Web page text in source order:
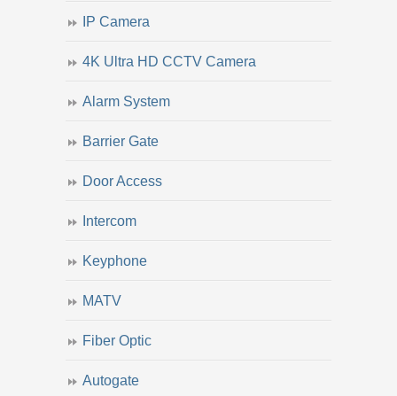
IP Camera
4K Ultra HD CCTV Camera
Alarm System
Barrier Gate
Door Access
Intercom
Keyphone
MATV
Fiber Optic
Autogate